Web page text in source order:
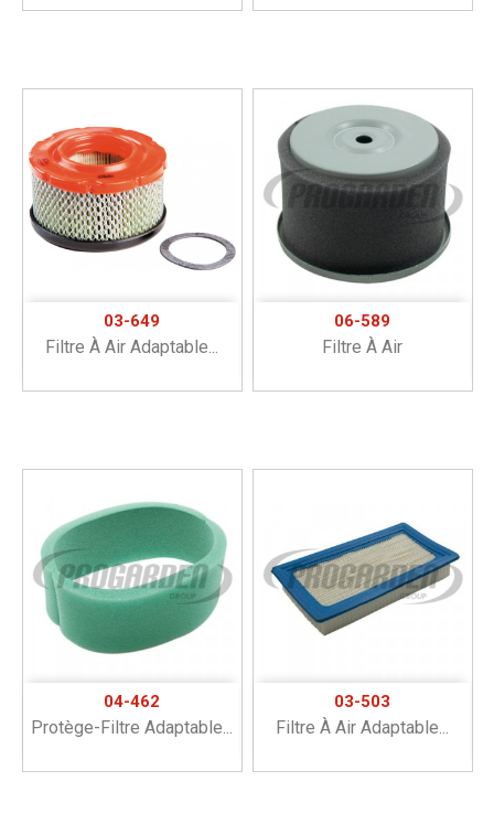
03-649
Filtre À Air Adaptable...
06-589
Filtre À Air
04-462
Protège-Filtre Adaptable...
03-503
Filtre À Air Adaptable...